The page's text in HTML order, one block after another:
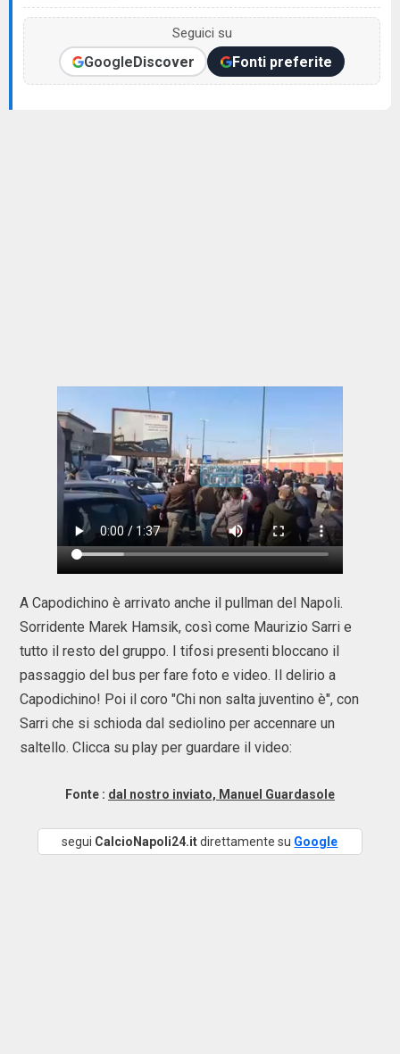
Seguici su
GoogleDiscover Fonti preferite
A Capodichino è arrivato anche il pullman del Napoli.
Sorridente Marek Hamsik, così come Maurizio Sarri e
tutto il resto del gruppo. I tifosi presenti bloccano il
passaggio del bus per fare foto e video. Il delirio a
Capodichino! Poi il coro "Chi non salta juventino è", con
Sarri che si schioda dal sediolino per accennare un
saltello. Clicca su play per guardare il video:
Fonte : dal nostro inviato, Manuel Guardasole
segui CalcioNapoli24.itdirettamente su Google